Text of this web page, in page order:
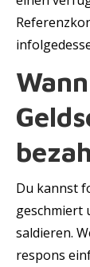
Du kannst
geschmiert
saldieren.
respons